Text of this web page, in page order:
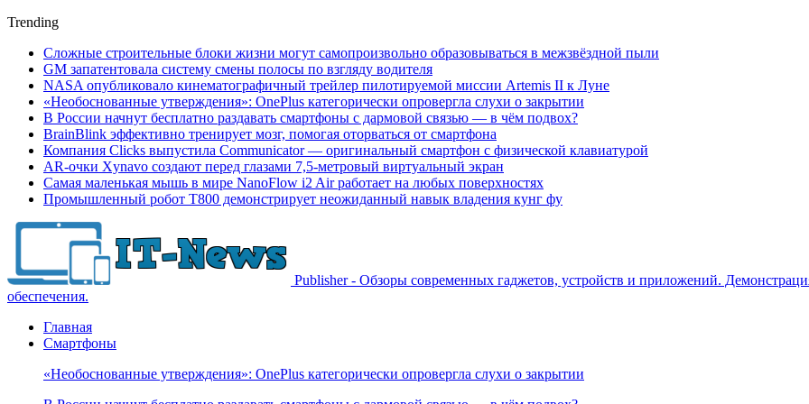
Trending
Сложные строительные блоки жизни могут самопроизвольно образовываться в межзвёздной пыли
GM запатентовала систему смены полосы по взгляду водителя
NASA опубликовало кинематографичный трейлер пилотируемой миссии Artemis II к Луне
«Необоснованные утверждения»: OnePlus категорически опровергла слухи о закрытии
В России начнут бесплатно раздавать смартфоны с дармовой связью — в чём подвох?
BrainBlink эффективно тренирует мозг, помогая оторваться от смартфона
Компания Clicks выпустила Communicator — оригинальный смартфон с физической клавиатурой
AR-очки Xynavo создают перед глазами 7,5-метровый виртуальный экран
Самая маленькая мышь в мире NanoFlow i2 Air работает на любых поверхностях
Промышленный робот Т800 демонстрирует неожиданный навык владения кунг фу
Publisher - Обзоры современных гаджетов, устройств и приложений.
обеспечения.
Главная
Смартфоны
«Необоснованные утверждения»: OnePlus категорически опровергла слухи о закрытии